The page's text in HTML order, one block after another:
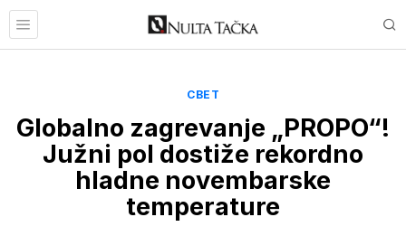
СВЕТ
Globalno zagrevanje „PROPO“!
Južni pol dostiže rekordno
hladne novembarske
temperature